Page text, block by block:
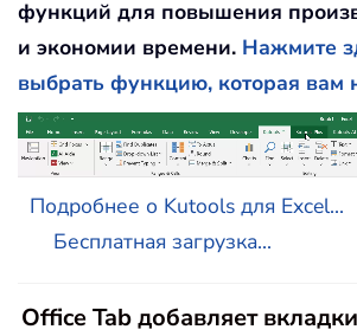
функций для повышения
и экономии времени. Нажмите
выбрать функцию, которая вам
Подробнее о Kutools для Excel...
Бесплатная загрузка...
Office Tab добавляет